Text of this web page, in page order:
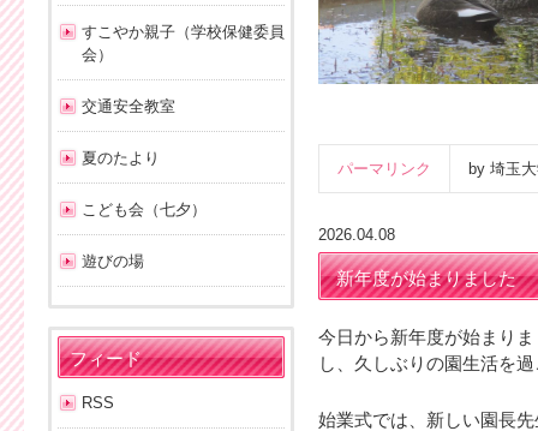
パーマリンク by 埼玉
2026.04.08
新年度が始まりました
今日から新年度が始まり
し、久しぶりの園生活を
始業式では、新しい園長
すこやか親子（学校保健委員
会）
交通安全教室
夏のたより
こども会（七夕）
遊びの場
フィード
RSS